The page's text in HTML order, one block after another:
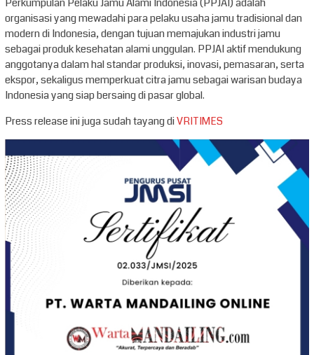
organisasi yang mewadahi para pelaku usaha jamu tradisional dan
modern di Indonesia, dengan tujuan memajukan industri jamu
sebagai produk kesehatan alami unggulan. PPJAI aktif mendukung
anggotanya dalam hal standar produksi, inovasi, pemasaran, serta
ekspor, sekaligus memperkuat citra jamu sebagai warisan budaya
Indonesia yang siap bersaing di pasar global.
Press release ini juga sudah tayang diVRITIMES